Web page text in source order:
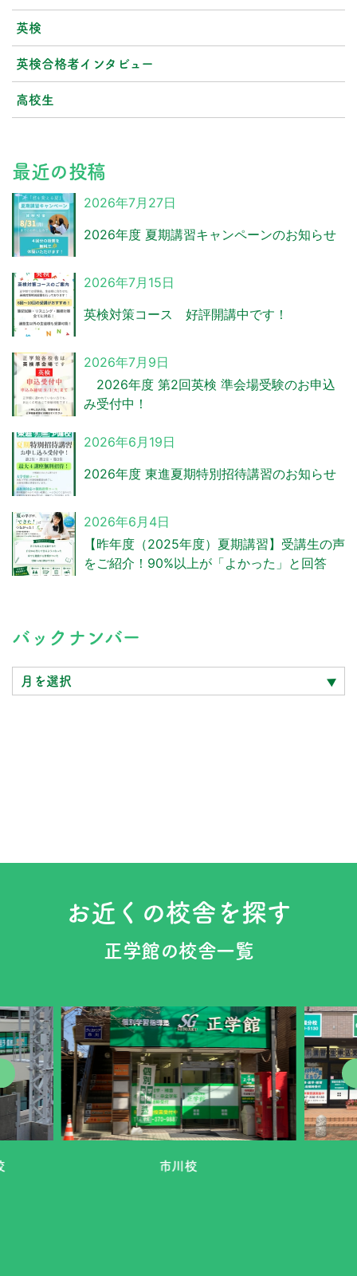
英検
英検合格者インタビュー
高校生
最近の投稿
2026年度 夏期講習キャンペーンのお知らせ
2026年7月27日
英検対策コース 好評開講中です！
2026年7月15日
2026年度 第2回英検 準会場受験のお申込
み受付中！
2026年7月9日
2026年度 東進夏期特別招待講習のお知らせ
2026年6月19日
【昨年度（2025年度）夏期講習】受講生の声
をご紹介！90%以上が「よかった」と回答
2026年6月4日
バックナンバー
ク
お近くの校舎を探す
正学館の校舎一覧
市川校